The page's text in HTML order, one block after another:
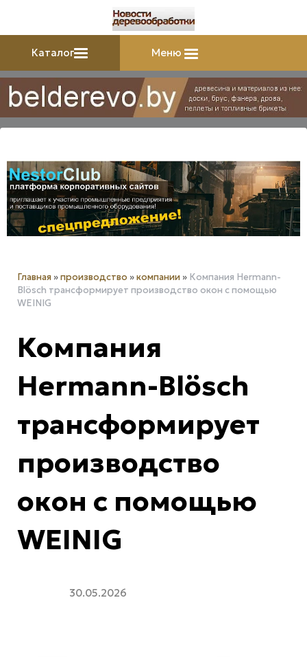
Каталог Меню
Главная »производство »компании » Компания Hermann-
Blösch трансформирует производство окон с помощью
WEINIG
Компания
Hermann-Blösch
трансформирует
производство
окон с помощью
WEINIG
30.05.2026